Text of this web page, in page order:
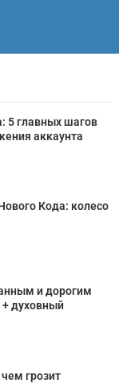
жизнь?
контроля
5 главных шагов
аккаунта
Кода: колесо
и дорогим
духовный
грозит